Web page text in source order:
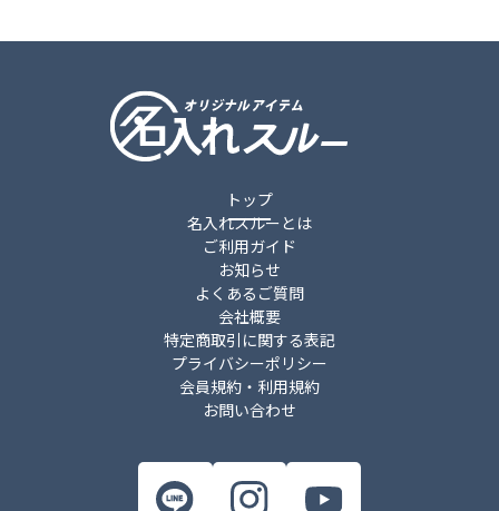
トップ
名入れスルーとは
ご利用ガイド
お知らせ
よくあるご質問
会社概要
特定商取引に関する表記
プライバシーポリシー
会員規約・利用規約
お問い合わせ